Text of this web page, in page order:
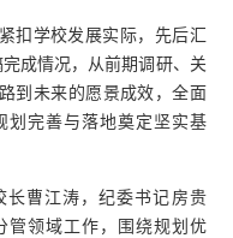
扣学校发展实际，先后汇
成情况，从前期调研、关
到未来的愿景成效，全面
划完善与落地奠定坚实基
长曹江涛，纪委书记房贵
管领域工作，围绕规划优